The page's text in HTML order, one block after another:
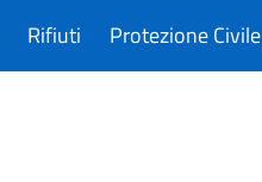
Rifiuti Protezione Civile